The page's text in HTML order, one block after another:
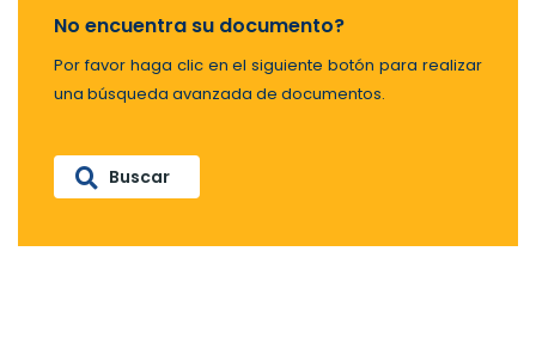
No encuentra su documento?
Por favor haga clic en el siguiente botón para realizar
una búsqueda avanzada de documentos.
Buscar